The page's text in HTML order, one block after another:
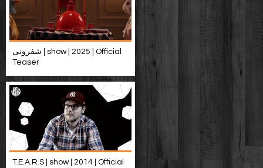
شفرونی | show | 2025 | Official
Teaser
T.E.A.R.S | show | 2014 | Official